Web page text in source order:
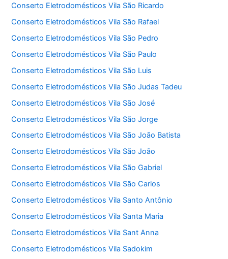
Conserto Eletrodomésticos Vila São Ricardo
Conserto Eletrodomésticos Vila São Rafael
Conserto Eletrodomésticos Vila São Pedro
Conserto Eletrodomésticos Vila São Paulo
Conserto Eletrodomésticos Vila São Luis
Conserto Eletrodomésticos Vila São Judas Tadeu
Conserto Eletrodomésticos Vila São José
Conserto Eletrodomésticos Vila São Jorge
Conserto Eletrodomésticos Vila São João Batista
Conserto Eletrodomésticos Vila São João
Conserto Eletrodomésticos Vila São Gabriel
Conserto Eletrodomésticos Vila São Carlos
Conserto Eletrodomésticos Vila Santo Antônio
Conserto Eletrodomésticos Vila Santa Maria
Conserto Eletrodomésticos Vila Sant Anna
Conserto Eletrodomésticos Vila Sadokim